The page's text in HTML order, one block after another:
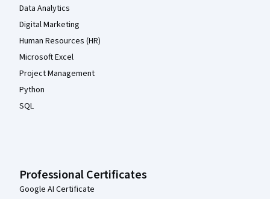
Data Analytics
Digital Marketing
Human Resources (HR)
Microsoft Excel
Project Management
Python
SQL
Professional Certificates
Google AI Certificate